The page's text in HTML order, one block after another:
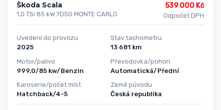
Škoda Scala
1,0 TSi 85 kW 7DSG MONTE CARLO
539 000 Kč
Odpočet DPH
Uvedení do provozu
2025
Motor/palivo
999,0/85 kw/Benzin
Karoserie/počet míst
Hatchback/4-5
Stav tachometru
13 681 km
Převodovka/pohon
Automatická/Přední
Země původu
Česká republika